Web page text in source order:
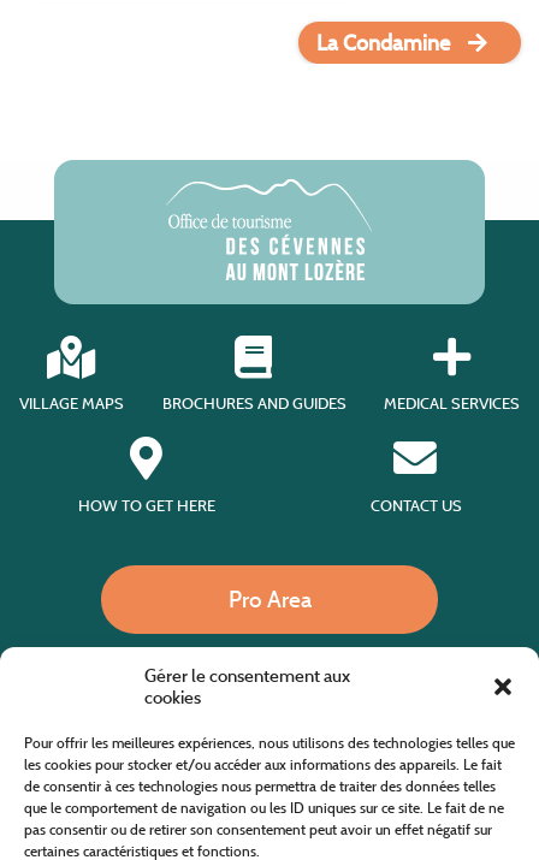
Gérer le consentement aux
cookies
Pour offrir les meilleures expériences, nous utilisons des technologies telles que
les cookies pour stocker et/ou accéder aux informations des appareils. Le fait
de consentir à ces technologies nous permettra de traiter des données telles
que le comportement de navigation ou les ID uniques sur ce site. Le fait de ne
pas consentir ou de retirer son consentement peut avoir un effet négatif sur
certaines caractéristiques et fonctions.
La Condamine
VILLAGE MAPS BROCHURES AND GUIDES MEDICAL SERVICES
HOW TO GET HERE CONTACT US
Pro Area
Website co-financed by the European Agricultural Fund for Rural Development
Europe invests in rural areas